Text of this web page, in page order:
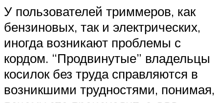
У пользователей триммеров, как
бензиновых, так и электрических,
иногда возникают проблемы с
кордом. “Продвинутые” владельцы
косилок без труда справляются в
возникшими трудностями, понимая,